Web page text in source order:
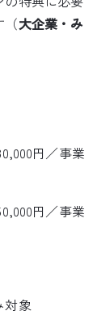
（大企業・み
円／事業
円／事業
対象